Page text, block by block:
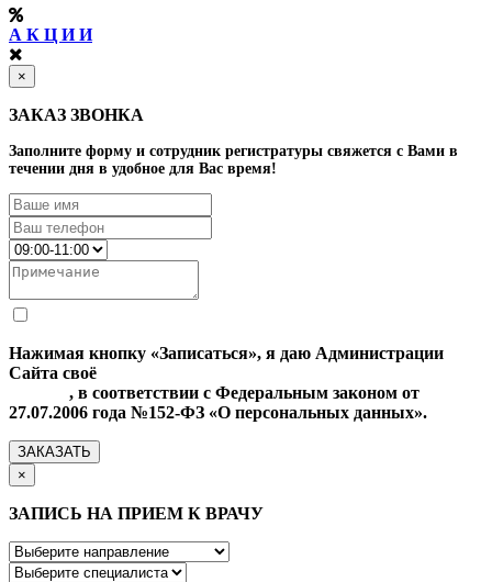
А К Ц И И
×
ЗАКАЗ ЗВОНКА
Заполните форму и сотрудник регистратуры свяжется с Вами в
течении дня в удобное для Вас время!
Нажимая кнопку «Записаться», я даю Администрации
Сайта своё
, в соответствии с Федеральным законом от
27.07.2006 года №152-ФЗ «О персональных данных».
ЗАКАЗАТЬ
×
ЗАПИСЬ НА ПРИЕМ К ВРАЧУ